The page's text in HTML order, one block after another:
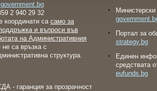
2 940 29 32
координати са само за
и въпроси във
на Административния
не са връзка с
структура.
- гаранция за прозрачност
Портал за
strategy.bg
Eдинен
средствата
eufunds.bg